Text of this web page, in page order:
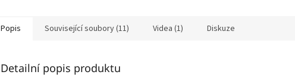
Popis Související soubory (11) Videa (1) Diskuze
Detailní popis produktu